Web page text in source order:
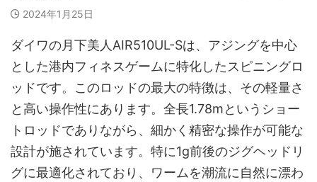
2024年1月25日
ダイワの月下美人AIR510UL-Sは、アジングを中心
とした港内フィネスゲームに特化したスピニングロ
ッドです。このロッドの最大の特徴は、その軽量さ
と高い操作性にあります。全長1.78mというショー
トロッドでありながら、細かく精密な操作が可能な
設計が施されています。特に1g前後のジグヘッドリ
グに最適化されており、ワームを潮流に自然に漂わ